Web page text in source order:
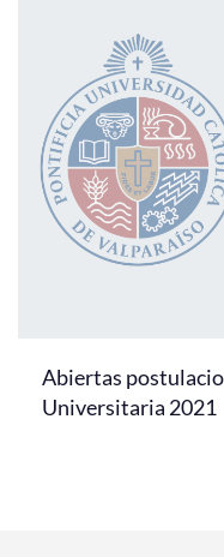
Abiertas
Universitaria 2021